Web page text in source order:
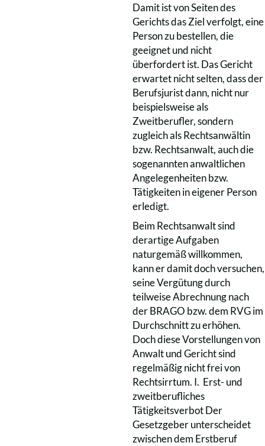
Damit ist von Seiten des
Gerichts das Ziel verfolgt, eine
Person zu bestellen, die
geeignet und nicht
überfordert ist. Das Gericht
erwartet nicht selten, dass der
Berufsjurist dann, nicht nur
beispielsweise als
Zweitberufler, sondern
zugleich als Rechtsanwältin
bzw. Rechtsanwalt, auch die
sogenannten anwaltlichen
Angelegenheiten bzw.
Tätigkeiten in eigener Person
erledigt.
Beim Rechtsanwalt sind
derartige Aufgaben
naturgemäß willkommen,
kann er damit doch versuchen,
seine Vergütung durch
teilweise Abrechnung nach
der BRAGO bzw. dem RVG im
Durchschnitt zu erhöhen.
Doch diese Vorstellungen von
Anwalt und Gericht sind
regelmäßig nicht frei von
Rechtsirrtum. I. Erst- und
zweitberufliches
Tätigkeitsverbot Der
Gesetzgeber unterscheidet
zwischen dem Erstberuf